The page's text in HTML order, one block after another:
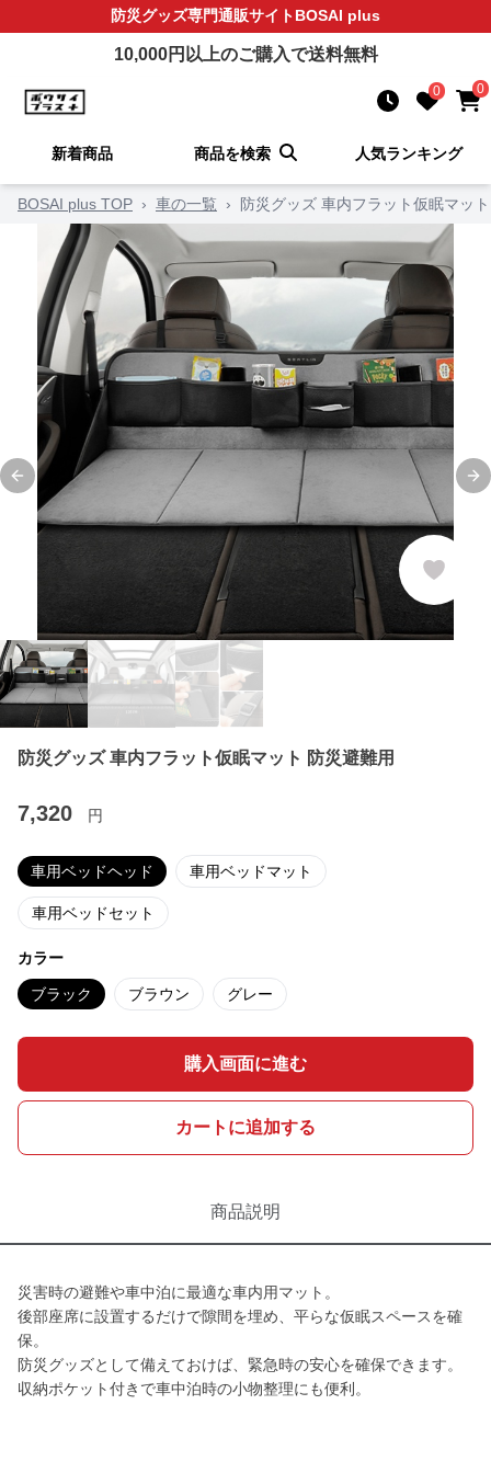
防災グッズ専門通販サイトBOSAI plus
10,000円以上のご購入で送料無料
0 0
新着商品 商品を検索 人気ランキング
BOSAI plus TOP › 車の一覧 › 防災グッズ 車内フラット仮眠マッ
Previous slide
防災グッズ 車内フラット仮眠マット 防災避難用
7,320 円
車用ベッドヘッド 車用ベッドマット
車用ベッドセット
カラー
ブラック ブラウン グレー
購入画面に進む
カートに追加する
商品説明
災害時の避難や車中泊に最適な車内用マット。
後部座席に設置するだけで隙間を埋め、平らな仮眠スペースを確
保。
防災グッズとして備えておけば、緊急時の安心を確保できます。
収納ポケット付きで車中泊時の小物整理にも便利。